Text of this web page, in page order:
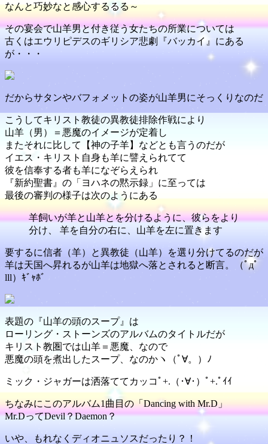
なんと巧妙なと感心するるる～
その宴会で山羊男と付き従う女たちの所業については
古くはエウリピデスのギリシア悲劇『バッカイ』にある
が・・・
だからサタンやバフォメットの姿が山羊男にそっくりなのだ
こうしてキリスト教徒の異教徒排除作戦により
山羊（男）＝悪魔のイメージが定着し
またそれに比して【神の子羊】などとも言うのだが
イエス・キリスト自身も羊に譬えられてて
彼を信奉する者も羊になぞらえられ
『新約聖書』の「ヨハネの黙示録」に至っては
最後の審判の様子は次のようにある
羊飼いが羊と山羊とを分けるように、彼らをより
分け、 羊を自分の右に、山羊を左に置きます
要するに信者（羊）と異教徒（山羊）を選り分けてるのだが
羊は天国へ昇れるが山羊は地獄へ落とされると断言。（ﾟдﾟ
lll）ｷﾞｬﾎﾞ
表題の『山羊の頭のスープ』は
ローリング・ストーンズのアルバムのタイトルだが
キリスト教圏では山羊＝悪魔、なので
悪魔の頭を煮出したスープ、なのかヽ（ﾟ∀。）ﾉ
ミック・ジャガーは洒落ててカッコﾟ+.（･∀･）ﾟ+.ﾟｲｲ
ちなみにこのアルバム1曲目の「Dancing with Mr.D」
Mr.DってDevil？Daemon？
いや、もれなくディオニュソスだったり？！